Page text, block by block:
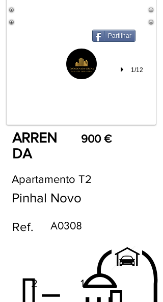
1/12
Partilhar
ARREN
DA
900 €
Apartamento T2
Pinhal Novo
Ref.
2
A0308
1